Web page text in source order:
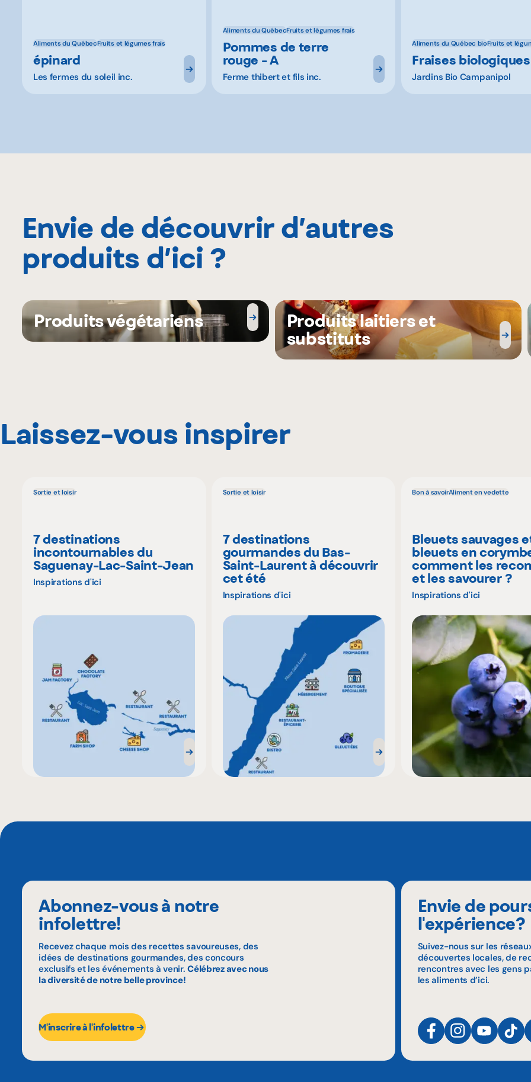
Aliments du QuébecFruits et légumes frais
épinard
Les fermes du soleil inc.
Aliments du QuébecFruits et légumes frais
Pommes de terre
rouge - A
Ferme thibert et fils inc.
Aliments du Québec bioFruits et
Fraises biologiques
Jardins Bio Campanipol
Envie de découvrir d’autres
produits d’ici ?
Produits végétariens
Produits laitiers et
substituts
Laissez-vous inspirer
Sortie et loisir
7 destinations
incontournables du
Saguenay-Lac-Saint-Jean
Inspirations d'ici
Sortie et loisir
7 destinations
gourmandes du Bas-
Saint-Laurent à découvrir
cet été
Inspirations d'ici
Bon à savoirAliment en vedette
Bleuets sauvages
bleuets en
comment les
et les savourer ?
Inspirations d'ici
Abonnez-vous à notre
infolettre!
Recevez chaque mois des recettes savoureuses, des
idées de destinations gourmandes, des concours
exclusifs et les événements à venir.Célébrez avec nous
la diversité de notre belle province!
M'inscrire à l'infolettre
Envie de
l'expérience?
Suivez-nous sur les
découvertes locales, de
rencontres avec les gens
les aliments d’ici.